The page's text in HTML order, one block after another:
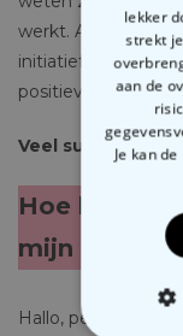
werkt. Als het te
initiatief en begin
positieve
Veel succes van
Hoe kan ik
mijn
Hallo, persoon die
lekker
strekt
aan de
Je kan